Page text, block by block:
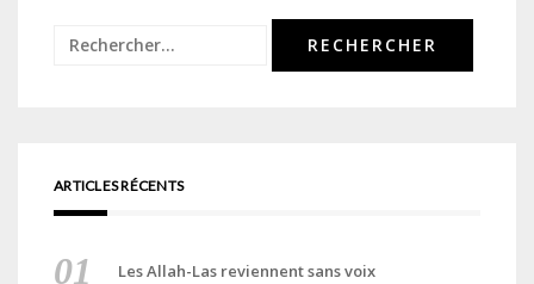
Rechercher :
ARTICLES RÉCENTS
Les Allah-Las reviennent sans voix